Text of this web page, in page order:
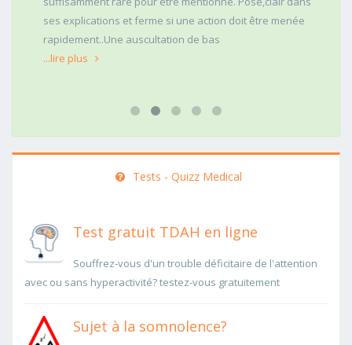
ses explications et ferme si une action doit être menée
rapidement..Une auscultation de bas
...lire plus
Tests - Quizz Medical
Test gratuit TDAH en ligne
Souffrez-vous d'un trouble déficitaire de l'attention
avec ou sans hyperactivité? testez-vous gratuitement
Sujet à la somnolence?